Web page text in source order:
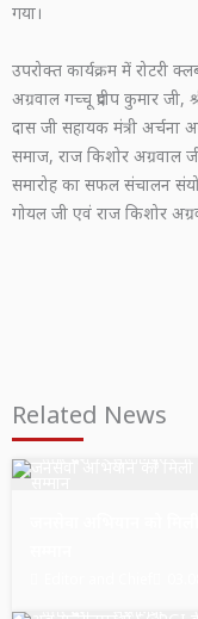
गया।
उपरोक्त कार्यक्रम में रोटरी
अग्रवाल गच्चू प्रदीप कुमार
दास जी सहायक मंत्री अर्चना
समाज, राज किशोर अग्रवाल
समारोह का सफल संचालन
गोयल जी एवं राज किशोर
Related News